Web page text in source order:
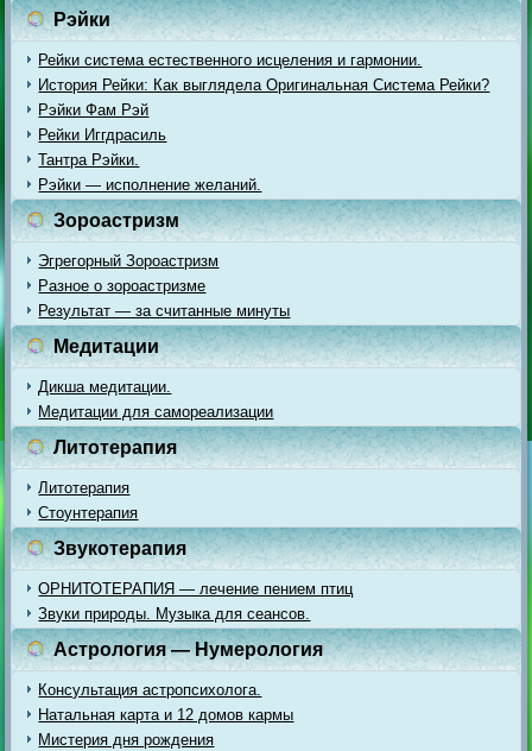
Рэйки
Рейки система естественного исцеления и гармонии.
История Рейки: Как выглядела Оригинальная Система Рейки?
Рэйки Фам Рэй
Рейки Иггдрасиль
Тантра Рэйки.
Рэйки — исполнение желаний.
Зороастризм
Эгрегорный Зороастризм
Разное о зороастризме
Результат — за считанные минуты
Медитации
Дикша медитации.
Медитации для самореализации
Литотерапия
Литотерапия
Стоунтерапия
Звукотерапия
ОРНИТОТЕРАПИЯ — лечение пением птиц
Звуки природы. Музыка для сеансов.
Астрология — Нумерология
Консультация астропсихолога.
Натальная карта и 12 домов кармы
Мистерия дня рождения